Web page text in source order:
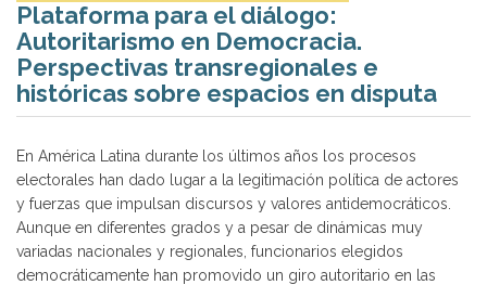
Plataforma para el diálogo:
Autoritarismo en Democracia.
Perspectivas transregionales e
históricas sobre espacios en disputa
En América Latina durante los últimos años los procesos
electorales han dado lugar a la legitimación política de actores
y fuerzas que impulsan discursos y valores antidemocráticos.
Aunque en diferentes grados y a pesar de dinámicas muy
variadas nacionales y regionales, funcionarios elegidos
democráticamente han promovido un giro autoritario en las